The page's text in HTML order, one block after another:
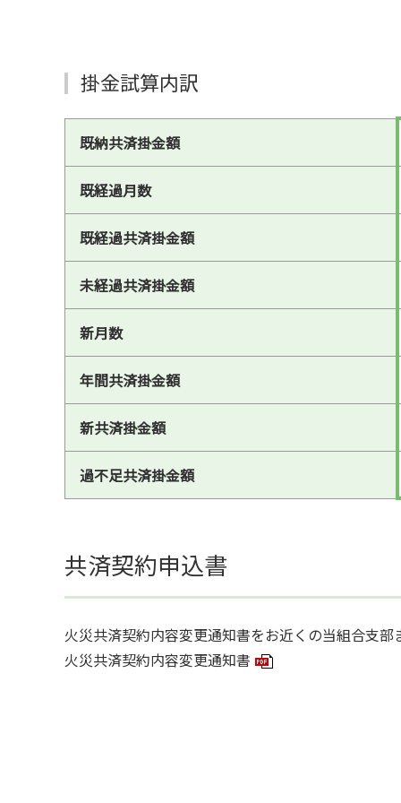
掛金試算内訳
既納共済掛金額
既経過月数
既経過共済掛金額
未経過共済掛金額
新月数
年間共済掛金額
新共済掛金額
過不足共済掛金額
共済契約申込書
火災共済契約内容変更通知書をお近くの当組合支部
火災共済契約内容変更通知書